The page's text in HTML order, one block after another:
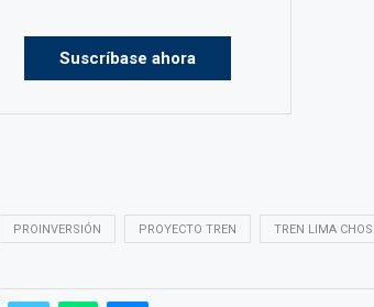
Suscríbase ahora
PROINVERSIÓN PROYECTO TREN TREN LIMA